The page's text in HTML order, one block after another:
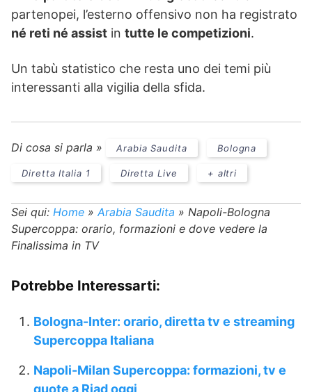
partenopei, l’esterno offensivo non ha registrato
né reti né assist in tutte le competizioni.
Un tabù statistico che resta uno dei temi più
interessanti alla vigilia della sfida.
Di cosa si parla » Arabia Saudita Bologna
Diretta Italia 1 Diretta Live + altri
Sei qui: Home » Arabia Saudita » Napoli-Bologna
Supercoppa: orario, formazioni e dove vedere la
Finalissima in TV
Potrebbe Interessarti:
Bologna-Inter: orario, diretta tv e streaming
Supercoppa Italiana
Napoli-Milan Supercoppa: formazioni, tv e
quote a Riad oggi